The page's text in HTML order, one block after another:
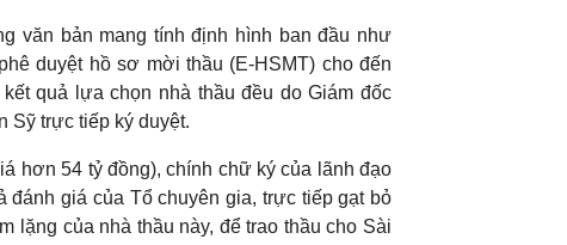
văn bản mang tính định hình ban đầu như
duyệt hồ sơ mời thầu (E-HSMT) cho đến
quả lựa chọn nhà thầu đều do Giám đốc
Sỹ trực tiếp ký duyệt.
hơn 54 tỷ đồng), chính chữ ký của lãnh đạo
giá của Tổ chuyên gia, trực tiếp gạt bỏ
lặng của nhà thầu này, để trao thầu cho Sài